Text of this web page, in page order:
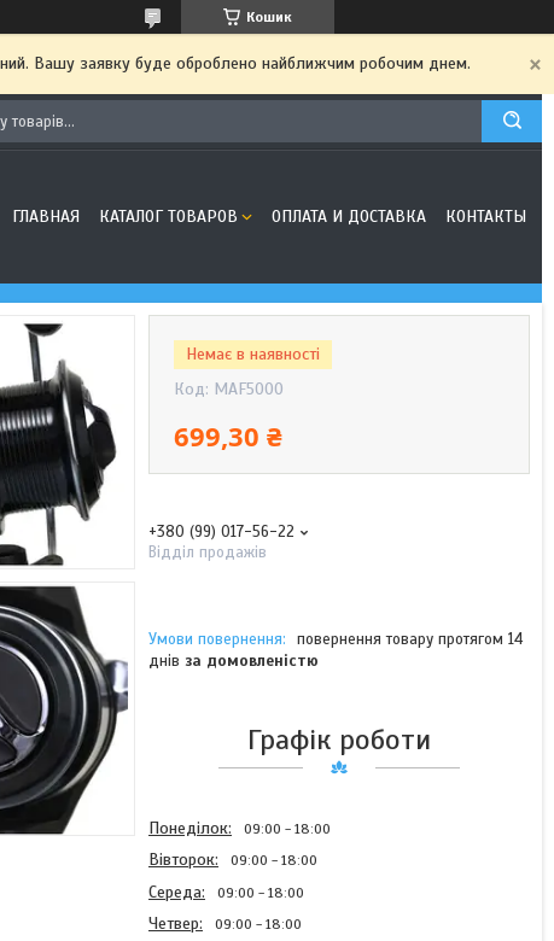
Кошик
Вашу заявку буде оброблено найближчим робочим днем.
ГЛАВНАЯ КАТАЛОГ ТОВАРОВ ОПЛАТА И ДОСТАВКА КОНТАКТЫ
Немає в наявності
Код: MAF5000
699,30 ₴
+380 (99) 017-56-22
Відділ продажів
повернення товару протягом 14
днів за домовленістю
Графік роботи
Понеділок 09:00 18:00
Вівторок 09:00 18:00
Середа 09:00 18:00
Четвер 09:00 18:00